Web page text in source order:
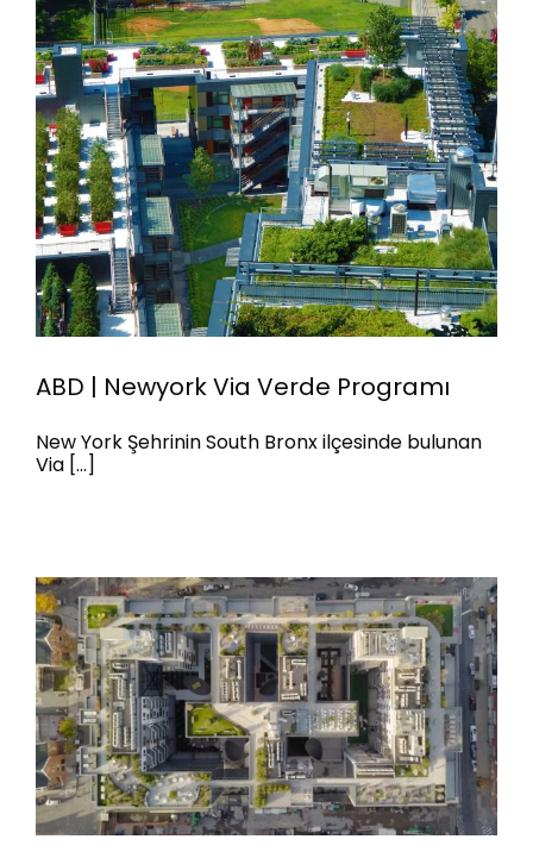
ABD | Newyork Via Verde Programı
New York Şehrinin South Bronx ilçesinde bulunan
Via [...]